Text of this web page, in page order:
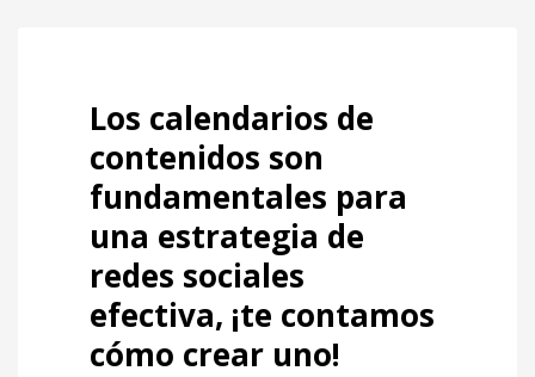
Los calendarios de
contenidos son
fundamentales para
una estrategia de
redes sociales
efectiva, ¡te contamos
cómo crear uno!